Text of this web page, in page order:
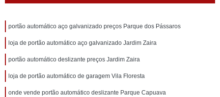
portão automático aço galvanizado preços Parque dos Pássaros
loja de portão automático aço galvanizado Jardim Zaira
portão automático deslizante preços Jardim Zaira
loja de portão automático de garagem Vila Floresta
onde vende portão automático deslizante Parque Capuava